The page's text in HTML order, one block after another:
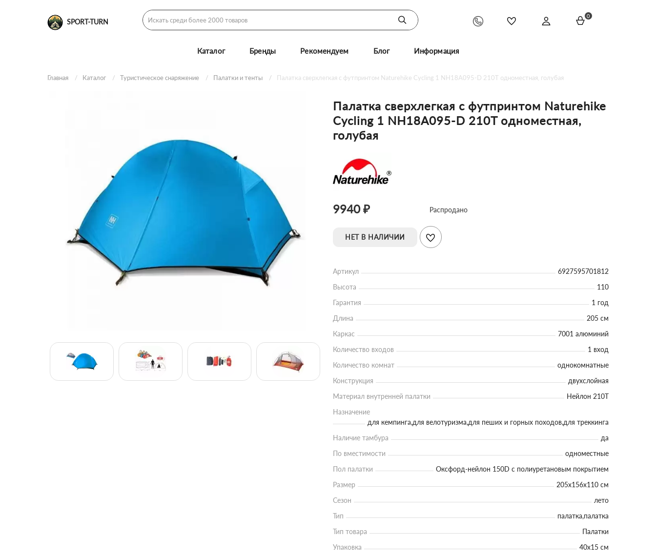
SPORT-TURN
0
Каталог Бренды Рекомендуем Блог Информация
Главная Каталог Туристическое снаряжение Палатки и тенты Палатка сверхлегкая с футпринтом Naturehike Cycling 1 NH18A095-D 210T одноместная, голубая
Палатка сверхлегкая с футпринтом Naturehike
Cycling 1 NH18A095-D 210T одноместная,
голубая
9940 ₽ Распродано
НЕТ В НАЛИЧИИ
Артикул
6927595701812
Высота
110
Гарантия
1 год
Длина
205 см
Каркас
7001 алюминий
Количество входов
1 вход
Количество комнат
однокомнатные
Конструкция
двухслойная
Материал внутренней палатки
Нейлон 210Т
Назначение
для кемпинга,для велотуризма,для пеших и горных походов,для треккинга
Наличие тамбура
да
По вместимости
одноместные
Пол палатки
Оксфорд-нейлон 150D с полиуретановым покрытием
Размер
205x156x110 см
Сезон
лето
Тип
палатка,палатка
Тип товара
Палатки
Упаковка
40х15 см